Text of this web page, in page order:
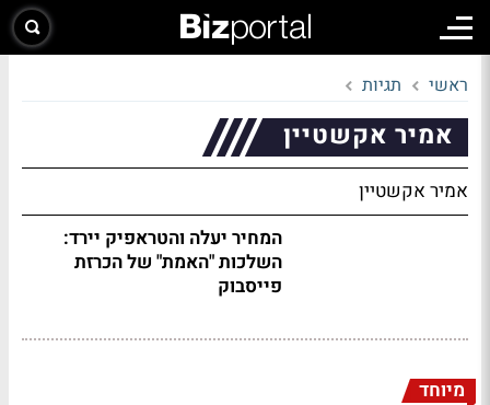
ראשי תגיות
אמיר אקשטיין
אמיר אקשטיין
המחיר יעלה והטראפיק יירד:
השלכות "האמת" של הכרזת
פייסבוק
מיוחד